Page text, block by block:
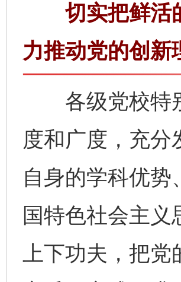
切实把鲜活的
力推动党的创新
各级党校特别
度和广度，充
自身的学科优
国特色社会主
上下功夫，把